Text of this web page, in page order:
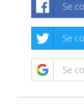
Se
Se
Se